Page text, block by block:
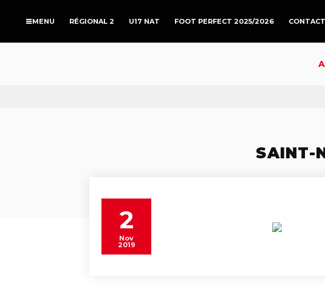
RÉGIONAL 2 U17 NAT FOOT PERFECT 2025/2026 CONTACT
SAINT-
2
Nov
2019